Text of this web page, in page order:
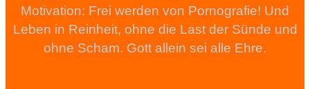
Motivation: Frei werden von Pornografie! Und
Leben in Reinheit, ohne die Last der Sünde und
ohne Scham. Gott allein sei alle Ehre.